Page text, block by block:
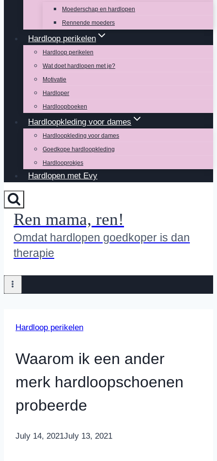
Moederschap en hardlopen
Rennende moeders
Hardloop perikelen
Hardloop perikelen
Wat doet hardlopen met je?
Motivatie
Hardloper
Hardloopboeken
Hardloopkleding voor dames
Hardloopkleding voor dames
Goedkope hardloopkleding
Hardlooprokjes
Hardlopen met Evy
Ren mama, ren!
Omdat hardlopen goedkoper is dan
therapie
Hardloop perikelen
Waarom ik een ander
merk hardloopschoenen
probeerde
By Nicole
July 14, 2021July 13, 2021